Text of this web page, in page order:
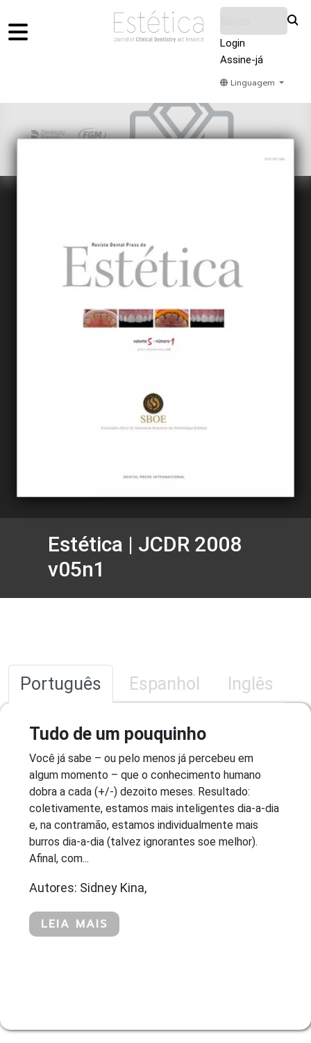
Login
Assine-já
Linguagem
Sobre Nós
Estética | JCDR 2008
v05n1
Português Espanhol Inglês
Tudo de um pouquinho
Você já sabe – ou pelo menos já percebeu em
algum momento – que o conhecimento humano
dobra a cada (+/-) dezoito meses. Resultado:
coletivamente, estamos mais inteligentes dia-a-dia
e, na contramão, estamos individualmente mais
burros dia-a-dia (talvez ignorantes soe melhor).
Afinal, com...
Autores: Sidney Kina,
LEIA MAIS